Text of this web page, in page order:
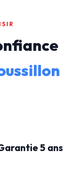
5 ans